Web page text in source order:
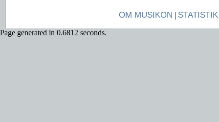
OM MUSIKON | STATISTIK
Page generated in 0.6812 seconds.